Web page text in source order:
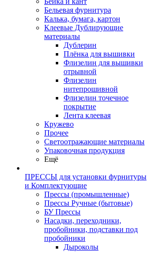
Бельевая фурнитура
Калька, бумага, картон
Клеевые Дублирующие
материалы
Дублерин
Плёнка для вышивки
Флизелин для вышивки
отрывной
Флизелин
нитепрошивной
Флизелин точечное
покрытие
Лента клеевая
Кружево
Прочее
Светоотражающие материалы
Упаковочная продукция
Ещё
ПРЕССЫ для установки фурнитуры
и Комплектующие
Прессы (промышленные)
Прессы Ручные (бытовые)
БУ Прессы
Насадки, переходники,
пробойники, подставки под
пробойники
Дыроколы